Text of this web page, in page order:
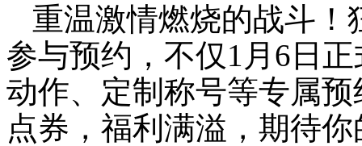
重温激情燃烧的战斗！
参与预约，不仅1月6日
动作、定制称号等专属
点券，福利满溢，期待